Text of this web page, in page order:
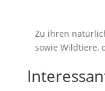
Zu ihren
sowie Wildtiere,